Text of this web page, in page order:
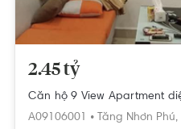
2.45 tỷ
A09106001 • Tăng Nhơn Phú,